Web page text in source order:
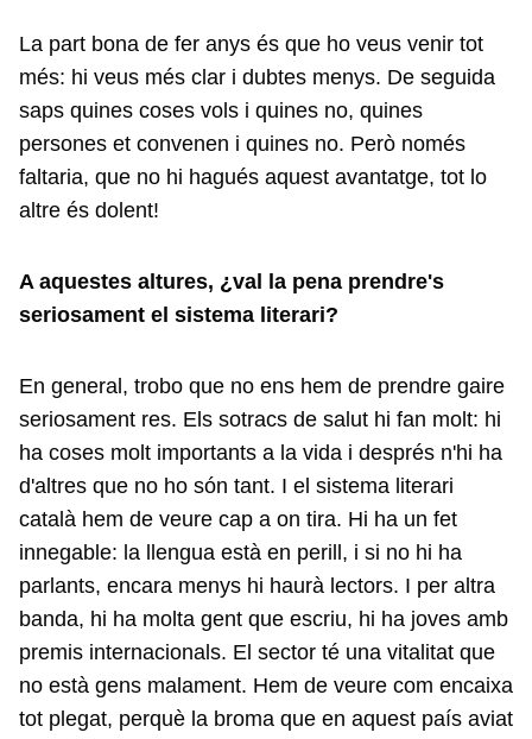
La part bona de fer anys és que ho veus venir tot
més: hi veus més clar i dubtes menys. De seguida
saps quines coses vols i quines no, quines
persones et convenen i quines no. Però només
faltaria, que no hi hagués aquest avantatge, tot lo
altre és dolent!
A aquestes altures, ¿val la pena prendre's
seriosament el sistema literari?
En general, trobo que no ens hem de prendre gaire
seriosament res. Els sotracs de salut hi fan molt: hi
ha coses molt importants a la vida i després n'hi ha
d'altres que no ho són tant. I el sistema literari
català hem de veure cap a on tira. Hi ha un fet
innegable: la llengua està en perill, i si no hi ha
parlants, encara menys hi haurà lectors. I per altra
banda, hi ha molta gent que escriu, hi ha joves amb
premis internacionals. El sector té una vitalitat que
no està gens malament. Hem de veure com encaixa
tot plegat, perquè la broma que en aquest país aviat